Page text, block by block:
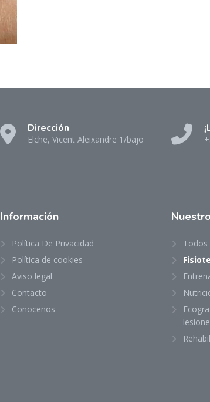
Dirección
Elche, Vicent Aleixandre 1/bajo
Información
Política De Privacidad
Política de cookies
Aviso legal
Contacto
Conocenos
Todos